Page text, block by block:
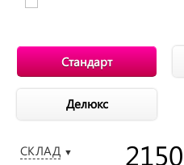
Стандарт
Делюкс
СКЛАД ▼ 2150